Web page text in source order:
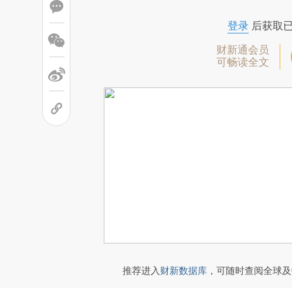
登录后获取
财新通会员
可畅读全文
推荐进入财新数据库 ，可随时查阅全球